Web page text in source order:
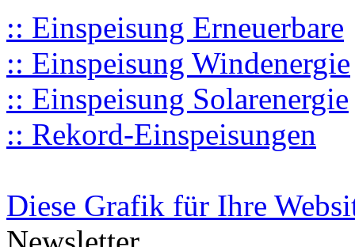
:: Einspeisung Erneuerbare
:: Einspeisung Windenergie
:: Einspeisung Solarenergie
:: Rekord-Einspeisungen
Diese Grafik für Ihre